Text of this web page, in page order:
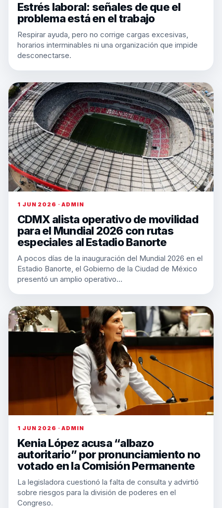
Estrés laboral: señales de que el
problema está en el trabajo
Respirar ayuda, pero no corrige cargas excesivas,
horarios interminables ni una organización que impide
desconectarse.
1 JUN 2026 · ADMIN
CDMX alista operativo de movilidad
para el Mundial 2026 con rutas
especiales al Estadio Banorte
A pocos días de la inauguración del Mundial 2026 en el
Estadio Banorte, el Gobierno de la Ciudad de México
presentó un amplio operativo…
1 JUN 2026 · ADMIN
Kenia López acusa “albazo
autoritario” por pronunciamiento no
votado en la Comisión Permanente
La legisladora cuestionó la falta de consulta y advirtió
sobre riesgos para la división de poderes en el
Congreso.